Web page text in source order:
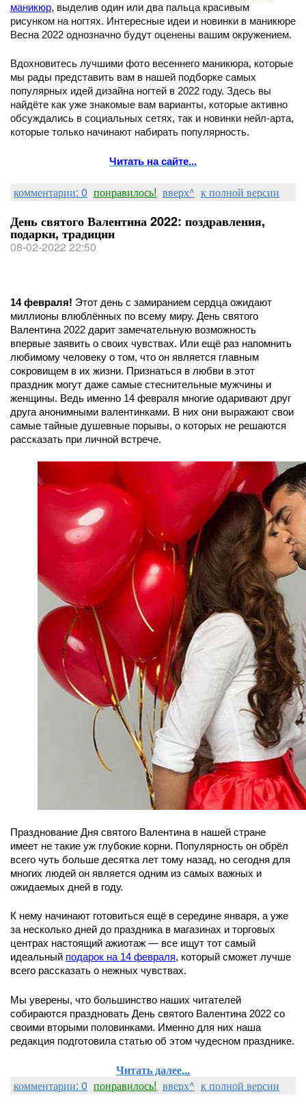
маникюр, выделив один или два пальца красивым
рисунком на ногтях. Интересные идеи и новинки в маникюре
Весна 2022 однозначно будут оценены вашим окружением.
Вдохновитесь лучшими фото весеннего маникюра, которые
мы рады представить вам в нашей подборке самых
популярных идей дизайна ногтей в 2022 году. Здесь вы
найдёте как уже знакомые вам варианты, которые активно
обсуждались в социальных сетях, так и новинки нейл-арта,
которые только начинают набирать популярность.
Читать на сайте...
комментарии: 0 понравилось! вверх^ к полной версии
День святого Валентина 2022: поздравления,
подарки, традиции
08-02-2022 22:50
14 февраля! Этот день с замиранием сердца ожидают
миллионы влюблённых по всему миру. День святого
Валентина 2022 дарит замечательную возможность
впервые заявить о своих чувствах. Или ещё раз напомнить
любимому человеку о том, что он является главным
сокровищем в их жизни. Признаться в любви в этот
праздник могут даже самые стеснительные мужчины и
женщины. Ведь именно 14 февраля многие одаривают друг
друга анонимными валентинками. В них они выражают свои
самые тайные душевные порывы, о которых не решаются
рассказать при личной встрече.
Празднование Дня святого Валентина в нашей стране
имеет не такие уж глубокие корни. Популярность он обрёл
всего чуть больше десятка лет тому назад, но сегодня для
многих людей он является одним из самых важных и
ожидаемых дней в году.
К нему начинают готовиться ещё в середине января, а уже
за несколько дней до праздника в магазинах и торговых
центрах настоящий ажиотаж — все ищут тот самый
идеальный подарок на 14 февраля, который сможет лучше
всего рассказать о нежных чувствах.
Мы уверены, что большинство наших читателей
собираются праздновать День святого Валентина 2022 со
своими вторыми половинками. Именно для них наша
редакция подготовила статью об этом чудесном празднике.
Читать далее...
комментарии: 0 понравилось! вверх^ к полной версии